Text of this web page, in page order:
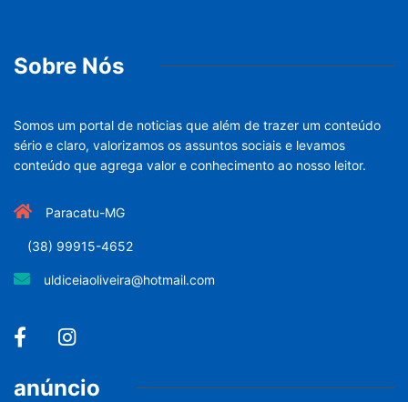
Sobre Nós
Somos um portal de noticias que além de trazer um conteúdo
sério e claro, valorizamos os assuntos sociais e levamos
conteúdo que agrega valor e conhecimento ao nosso leitor.
Paracatu-MG
(38) 99915-4652
uldiceiaoliveira@hotmail.com
anúncio